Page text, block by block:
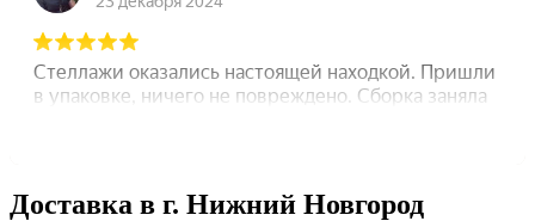
Доставка в г. Нижний Новгород